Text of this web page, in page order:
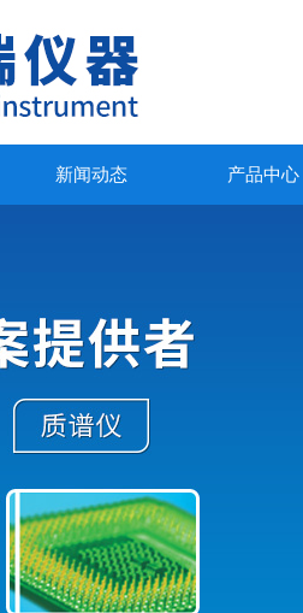
新闻动态 产品中心